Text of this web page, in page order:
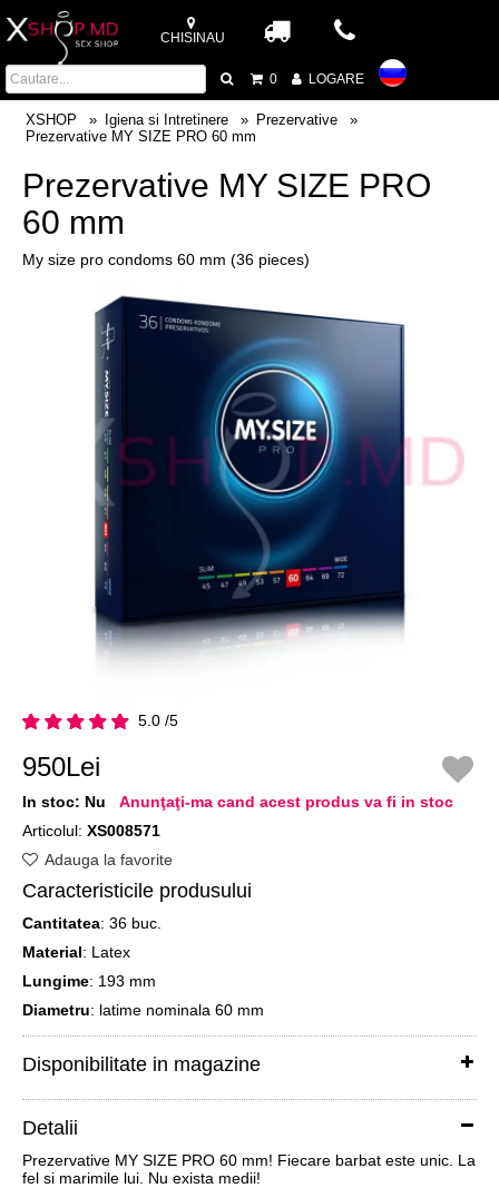
CHISINAU
0 LOGARE
XSHOP Igiena si Intretinere
Prezervative
Prezervative MY SIZE PRO 60 mm
Prezervative MY SIZE PRO
60 mm
My size pro condoms 60 mm (36 pieces)
5.0 /5
950Lei
In stoc: Nu
Anunţaţi-ma cand acest produs va fi in stoc
Articolul: XS008571
Adauga la favorite
Caracteristicile produsului
Cantitatea: 36 buc.
Material: Latex
Lungime: 193 mm
Diametru: latime nominala 60 mm
Disponibilitate in magazine
Detalii
Prezervative MY SIZE PRO 60 mm! Fiecare barbat este unic. La
fel si marimile lui. Nu exista medii!